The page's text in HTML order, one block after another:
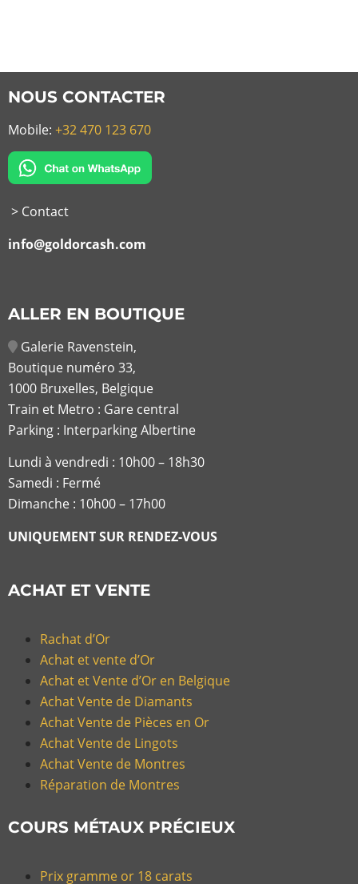
NOUS CONTACTER
Mobile: +32 470 123 670
> Contact
info@goldorcash.com
ALLER EN BOUTIQUE
Galerie Ravenstein,
Boutique numéro 33,
1000 Bruxelles, Belgique
Train et Metro : Gare central
Parking : Interparking Albertine
Lundi à vendredi : 10h00 – 18h30
Samedi : Fermé
Dimanche : 10h00 – 17h00
UNIQUEMENT SUR RENDEZ-VOUS
ACHAT ET VENTE
Rachat d’Or
Achat et vente d’Or
Achat et Vente d’Or en Belgique
Achat Vente de Diamants
Achat Vente de Pièces en Or
Achat Vente de Lingots
Achat Vente de Montres
Réparation de Montres
COURS MÉTAUX PRÉCIEUX
Prix gramme or 18 carats